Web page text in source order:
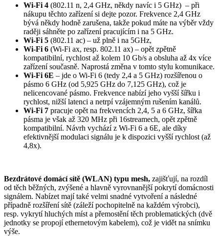
Wi-Fi 4 (802.11 n, 2,4 GHz, někdy navíc i 5 GHz) – při
nákupu těchto zařízení si dejte pozor. Frekvence 2,4 GHz
bývá někdy hodně zarušena, takže pokud máte na výběr vždy
raději sáhněte po zařízení pracujícím i na 5 GHz.
Wi-Fi 5 (802.11 ac) – už plně i na 5GHz,
Wi-Fi 6 (Wi-Fi ax, resp. 802.11 ax) – opět zpětně
kompatibilní, rychlost až kolem 10 Gb/s a obsluha až 4x více
zařízení současně. Naprostá změna v tomto stylu komunikace.
Wi-Fi 6E – jde o Wi-Fi 6 (tedy 2,4 a 5 GHz) rozšířenou o
pásmo 6 GHz (od 5,925 GHz do 7,125 GHz), což je
nelicencované pásmo. Frekvence nabízí jeho vyšší šířku i
rychlost, nižší latenci a netrpí vzájemným rušením kanálů.
Wi-Fi 7 pracuje opět na frekvencích 2,4, 5 a 6 GHz, šířka
pásma je však až 320 MHz při 16streamech, opět zpětně
kompatibilní. Návrh vychází z Wi-Fi 6 a 6E, ale díky
efektivnější modulaci signálu je k dispozici vyšší rychlost (až
4,8x).
Bezdrátové domácí sítě (WLAN) typu mesh, zajišťují, na rozdíl
od těch běžných, zvýšené a hlavně vyrovnanější pokrytí domácnosti
signálem. Nabízet mají také velmi snadné vytvoření a následné
případně rozšíření sítě (záleží pochopitelně na každém výrobci),
resp. vykrytí hluchých míst a přemostění těch problematických (dvě
jednotky se propojí ethernetovým kabelem), což je vidět na snímku
výše.